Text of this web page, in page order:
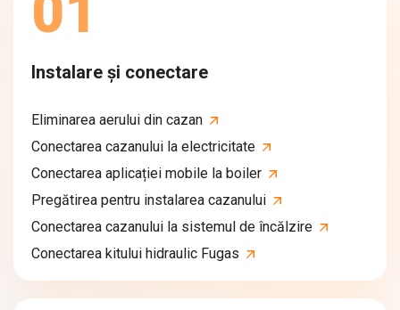
Instalare și conectare
Eliminarea aerului din cazan
Conectarea cazanului la electricitate
Conectarea aplicației mobile la boiler
Pregătirea pentru instalarea cazanului
Conectarea cazanului la sistemul de încălzire
Conectarea kitului hidraulic Fugas